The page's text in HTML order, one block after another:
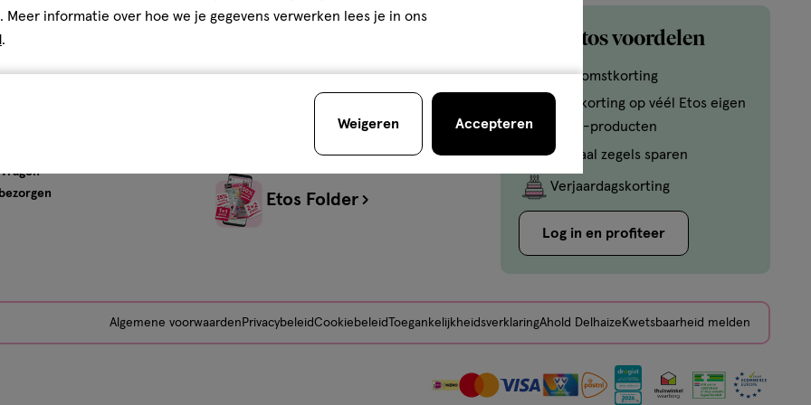
Advies & Inspiratie
Gezondheid
Etos Folder
Mijn Etos voordelen
Welkomstkorting
10% korting op véél Etos eigen
merk-producten
Digitaal zegels sparen
Verjaardagskorting
Log in en profiteer
Algemene voorwaarden PrivacybeleidCookiebeleid ToegankelijkheidsverklaringAhold Delhaize Kwetsbaarheid melden
. Meer informatie over hoe we je gegevens verwerken lees je in ons
.
Weigeren Accepteren